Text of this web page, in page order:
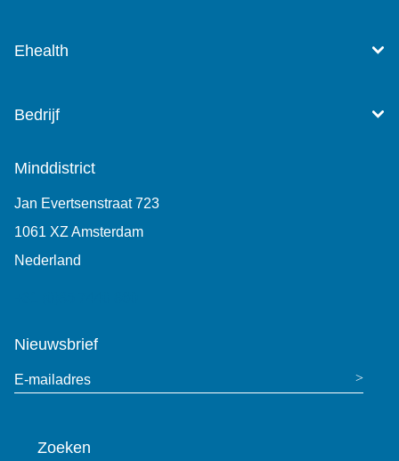
Ehealth
Bedrijf
Minddistrict
Jan Evertsenstraat 723
1061 XZ Amsterdam
Nederland
Nieuwsbrief
E-mailadres
Zoeken